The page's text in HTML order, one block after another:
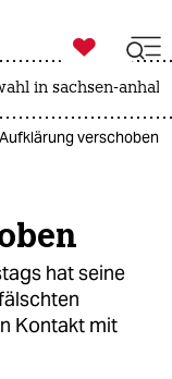

taz zahl ich
in sachsen-anhalt
verschoben
hat seine
Kontakt mit